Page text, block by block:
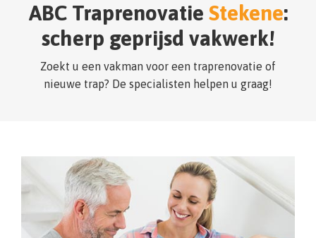
ABC Traprenovatie Stekene:
scherp geprijsd vakwerk!
Zoekt u een vakman voor een traprenovatie of
nieuwe trap? De specialisten helpen u graag!